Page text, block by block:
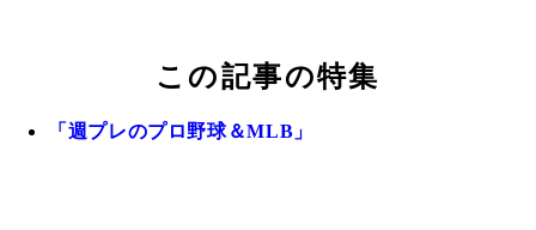
この記事の特集
「週プレのプロ野球＆MLB」